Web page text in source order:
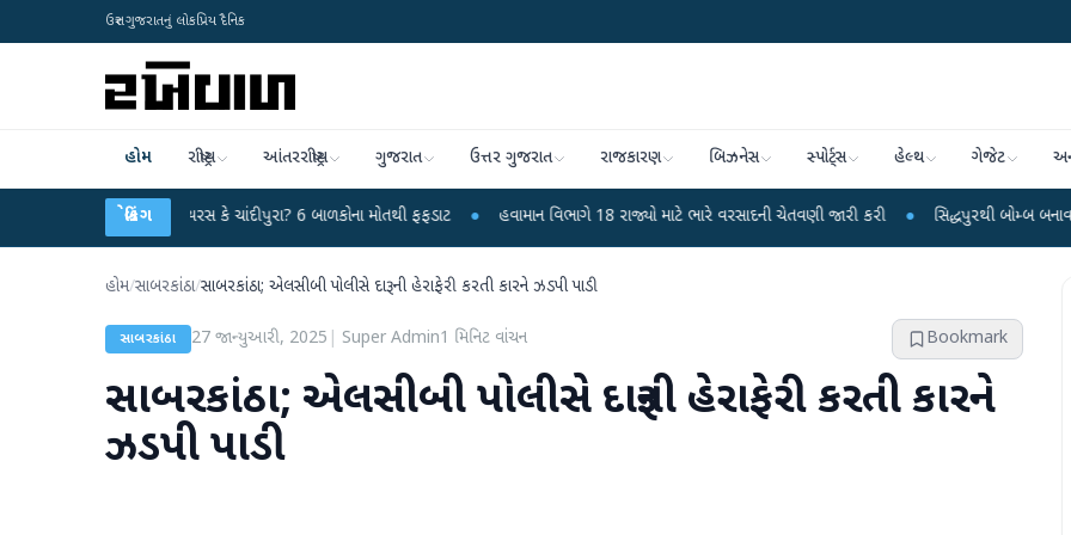
ઉત્તર ગુજરાતનું લોકપ્રિય દૈનિક
હોમ રાષ્ટ્રીય આંતરરાષ્ટ્રીય ગુજરાત ઉત્તર ગુજરાત રાજકારણ બિઝનેસ સ્પોર્ટ્સ હેલ્થ ગેજેટ
બ્રેકિંગ
રહસ્યમય વાયરસ કે ચાંદીપુરા? 6 બાળકોના મોતથી ફફડાટ ● હવામાન વિભાગે 18 રાજ્યો માટે ભારે વરસાદની ચેતવણી જારી કરી ● સિદ્ધપુરથી બોમ્બ બનાવવાની સામગ્રી
હોમ/સાબરકાંઠા/સાબરકાંઠા; એલસીબી પોલીસે દારૂની હેરાફેરી કરતી કારને ઝડપી પાડી
સાબરકાંઠા 27 જાન્યુઆરી, 2025 Super Admin1 મિનિટ વાંચન Bookmark
સાબરકાંઠા; એલસીબી પોલીસે દારૂની હેરાફેરી કરતી કારને
ઝડપી પાડી